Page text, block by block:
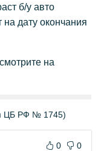
б/у авто
на дату окончания
на
ЦБ РФ № 1745)
0 0